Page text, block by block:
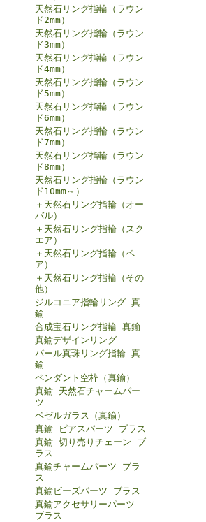
天然石リング指輪（ラウン
ド2mm）
天然石リング指輪（ラウン
ド3mm）
天然石リング指輪（ラウン
ド4mm）
天然石リング指輪（ラウン
ド5mm）
天然石リング指輪（ラウン
ド6mm）
天然石リング指輪（ラウン
ド7mm）
天然石リング指輪（ラウン
ド8mm）
天然石リング指輪（ラウン
ド10mm～）
＋天然石リング指輪（オー
バル）
＋天然石リング指輪（スク
エア）
＋天然石リング指輪（ペ
ア）
＋天然石リング指輪（その
他）
ジルコニア指輪リング 真
鍮
合成宝石リング指輪 真鍮
真鍮デザインリング
パール真珠リング指輪 真
鍮
ペンダント空枠（真鍮）
真鍮 天然石チャームパー
ツ
ベゼルガラス（真鍮）
真鍮 ピアスパーツ ブラス
真鍮 切り売りチェーン ブ
ラス
真鍮チャームパーツ ブラ
ス
真鍮ビーズパーツ ブラス
真鍮アクセサリーパーツ
ブラス